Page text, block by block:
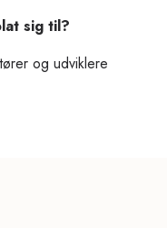
sig til?
og udviklere